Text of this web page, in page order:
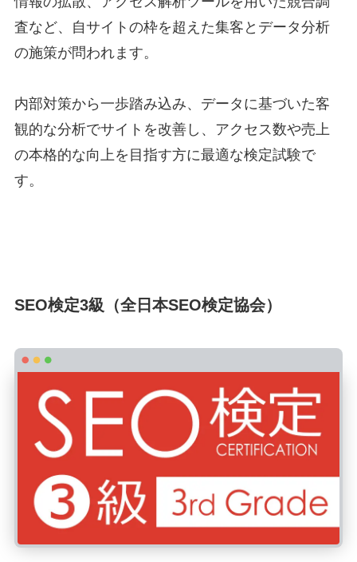
査など、自サイトの枠を超えた集客とデータ分析
の施策が問われます。
内部対策から一歩踏み込み、データに基づいた客
観的な分析でサイトを改善し、アクセス数や売上
の本格的な向上を目指す方に最適な検定試験で
す。
SEO検定3級（全日本SEO検定協会）